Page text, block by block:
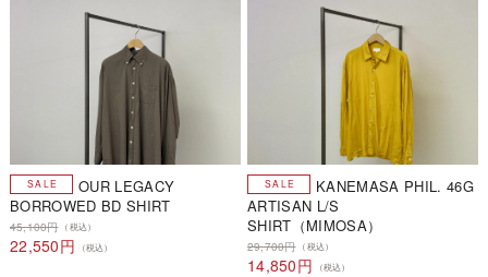
OUR LEGACY
BORROWED BD SHIRT
45,100円 （税込）
22,550円 （税込）
KANEMASA PHIL. 46G
ARTISAN L/S
SHIRT（MIMOSA）
29,700円 （税込）
14,850円 （税込）